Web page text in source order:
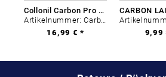
Collonil Carbon Pro 400 ml
16,99 € *
9,99